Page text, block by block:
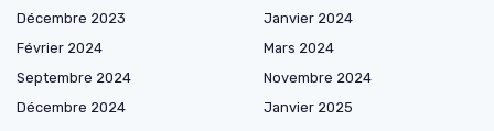
Décembre 2023
Janvier 2024
Février 2024
Mars 2024
Septembre 2024
Novembre 2024
Décembre 2024
Janvier 2025